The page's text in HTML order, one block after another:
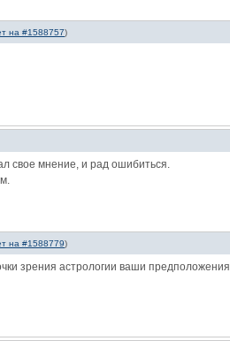
на #1588757)
свое мнение, и рад ошибиться.
на #1588779)
зрения астрологии ваши предположения